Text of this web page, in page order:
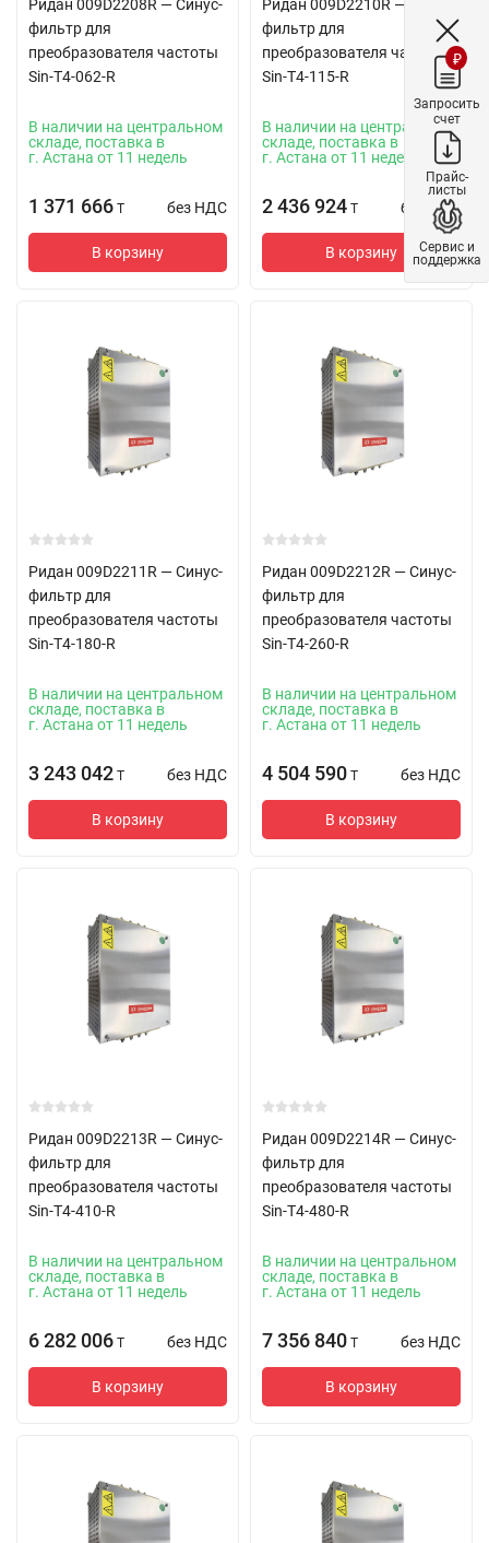
Ридан 009D2208R — Синус-
фильтр для
преобразователя частоты
Sin-T4-062-R
В наличии на центральном
складе, поставка в
г. Астана от 11 недель
1 371 666 T без НДС
В корзину
Ридан 009D2210R — Синус-
фильтр для
преобразователя частоты
Sin-T4-115-R
В наличии на центральном
складе, поставка в
г. Астана от 11 недель
2 436 924 T без НДС
В корзину
Ридан 009D2211R — Синус-
фильтр для
преобразователя частоты
Sin-T4-180-R
В наличии на центральном
складе, поставка в
г. Астана от 11 недель
3 243 042 T без НДС
В корзину
Ридан 009D2212R — Синус-
фильтр для
преобразователя частоты
Sin-T4-260-R
В наличии на центральном
складе, поставка в
г. Астана от 11 недель
4 504 590 T без НДС
В корзину
Ридан 009D2213R — Синус-
фильтр для
преобразователя частоты
Sin-T4-410-R
В наличии на центральном
складе, поставка в
г. Астана от 11 недель
6 282 006 T без НДС
В корзину
Ридан 009D2214R — Синус-
фильтр для
преобразователя частоты
Sin-T4-480-R
В наличии на центральном
складе, поставка в
г. Астана от 11 недель
7 356 840 T без НДС
В корзину
₽
Запросить
счет
Прайс-
листы
Сервис и
поддержка